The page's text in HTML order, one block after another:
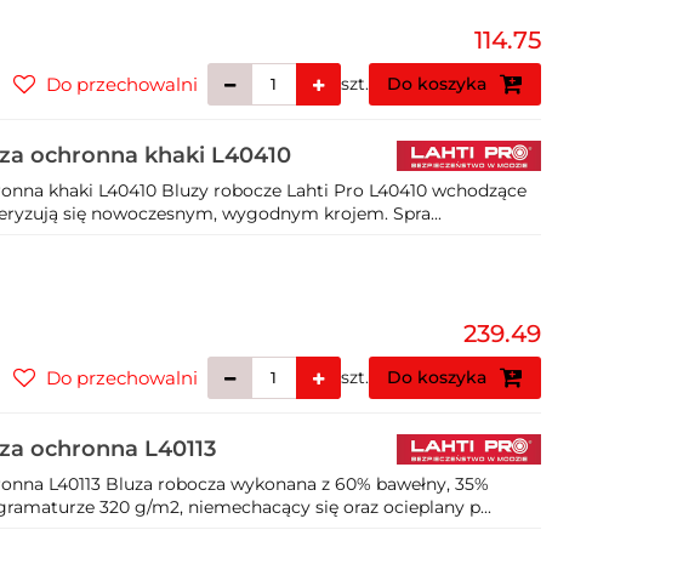
114.75
szt. Do koszyka
Do przechowalni
ochronna khaki L40410
khaki L40410 Bluzy robocze Lahti Pro L40410 wchodzące
się nowoczesnym, wygodnym krojem. Spra...
239.49
szt. Do koszyka
Do przechowalni
ochronna L40113
L40113 Bluza robocza wykonana z 60% bawełny, 35%
320 g/m2, niemechacący się oraz ocieplany p...